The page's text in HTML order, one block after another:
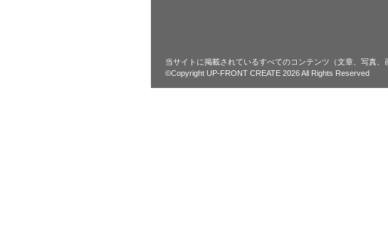
当サイトに掲載されているすべてのコンテンツ（文章、写真
©Copyright UP-FRONT CREATE 2026 All Rights Reserved